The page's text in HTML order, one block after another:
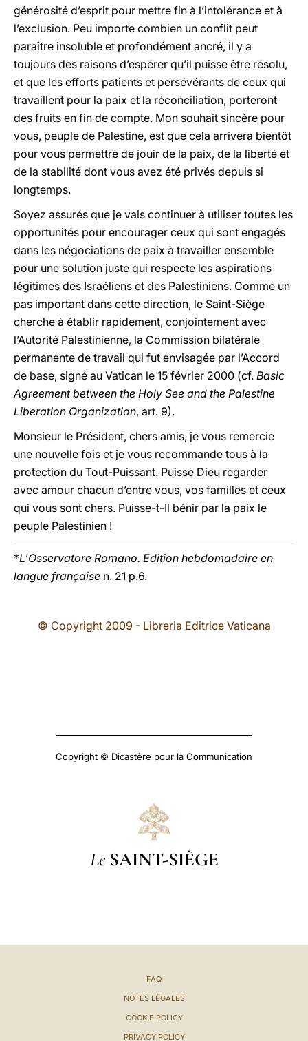
générosité d’esprit pour mettre fin à l’intolérance et à
l’exclusion. Peu importe combien un conflit peut
paraître insoluble et profondément ancré, il y a
toujours des raisons d’espérer qu’il puisse être résolu,
et que les efforts patients et persévérants de ceux qui
travaillent pour la paix et la réconciliation, porteront
des fruits en fin de compte. Mon souhait sincère pour
vous, peuple de Palestine, est que cela arrivera bientôt
pour vous permettre de jouir de la paix, de la liberté et
de la stabilité dont vous avez été privés depuis si
longtemps.
Soyez assurés que je vais continuer à utiliser toutes les
opportunités pour encourager ceux qui sont engagés
dans les négociations de paix à travailler ensemble
pour une solution juste qui respecte les aspirations
légitimes des Israéliens et des Palestiniens. Comme un
pas important dans cette direction, le Saint-Siège
cherche à établir rapidement, conjointement avec
l’Autorité Palestinienne, la Commission bilatérale
permanente de travail qui fut envisagée par l’Accord
de base, signé au Vatican le 15 février 2000 (cf. Basic
Agreement between the Holy See and the Palestine
Liberation Organization, art. 9).
Monsieur le Président, chers amis, je vous remercie
une nouvelle fois et je vous recommande tous à la
protection du Tout-Puissant. Puisse Dieu regarder
avec amour chacun d’entre vous, vos familles et ceux
qui vous sont chers. Puisse-t-Il bénir par la paix le
peuple Palestinien !
*L'Osservatore Romano. Edition hebdomadaire en
langue française n. 21 p.6.
© Copyright 2009 - Libreria Editrice Vaticana
Copyright © Dicastère pour la Communication
Le SAINT-SIÈGE
FAQ
NOTES LÉGALES
COOKIE POLICY
PRIVACY POLICY